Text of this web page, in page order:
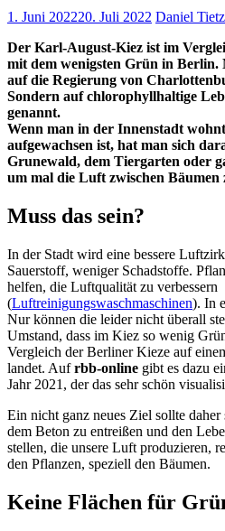
1. Juni 202220. Juli 2022 Daniel
Der Karl-August-Kiez ist im
mit dem wenigsten Grün in Berlin.
auf die Regierung von
Sondern auf chlorophyllhaltige
genannt.
Wenn man in der Innenstadt
aufgewachsen ist, hat man sich
Grunewald, dem Tiergarten oder
um mal die Luft zwischen Bäumen
Muss das sein?
In der Stadt wird eine bessere
Sauerstoff, weniger Schadstoffe.
helfen, die Luftqualität zu verbessern
(Luftreinigungswaschmaschinen). In
Nur können die leider nicht überall
Umstand, dass im Kiez so wenig
Vergleich der Berliner Kieze auf
landet. Aufrbb-online gibt es dazu
Jahr 2021, der das sehr schön
Ein nicht ganz neues Ziel sollte
dem Beton zu entreißen und den
stellen, die unsere Luft produzieren,
den Pflanzen, speziell den Bäumen.
Keine Flächen für